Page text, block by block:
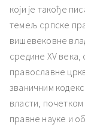
који је такође
темељ српске
вишевековне
средине XV
православне
званичним
власти,
правне науке и